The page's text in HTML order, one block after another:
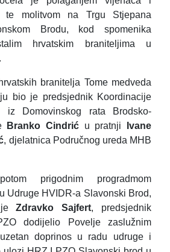
te molitvom na Trgu Stjepana
Brodu, kod spomenika
hrvatskim braniteljima u
branitelja Tome medveda
bio je predsjednik Koordinacije
iz Domovinskog rata Brodsko-
Branko Cindrić u pratnji
Ivane
, djelatnica Područnog ureda MHB
prigodnim progradmom
Udruge HVIDR-a Slavonski Brod,
jeZdravko Sajfert, predsjednik
dodijelio Povelje zaslužnim
doprinos u radu udruge i